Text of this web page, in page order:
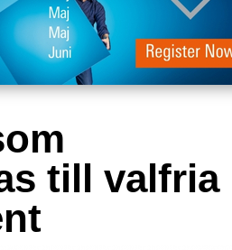
till valfria